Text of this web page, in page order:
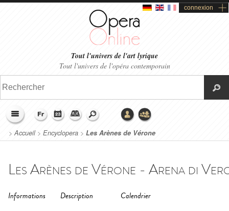
connexion
Tout l'univers de l'art lyrique
Tout l'univers de l'opéra contemporain
>Accueil> Encyclopera > Les Arènes de Vérone
Les Arènes de Vérone - Arena di
Informations Description
Calendrier